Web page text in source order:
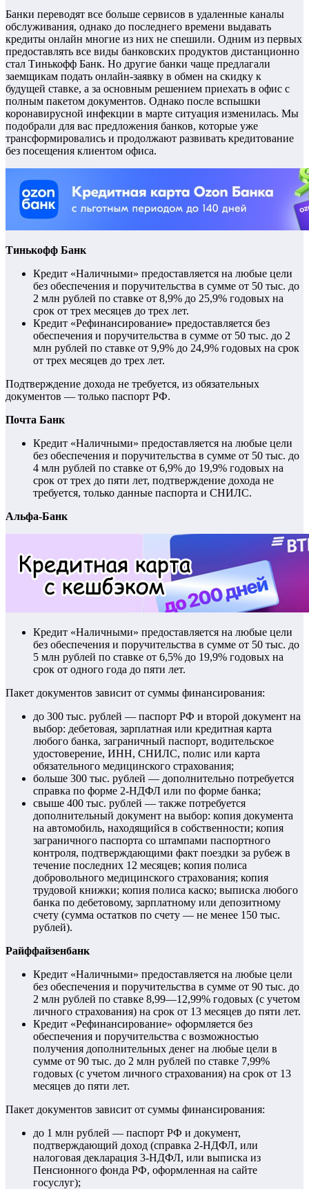
Банки переводят все больше сервисов в удаленные каналы
обслуживания, однако до последнего времени выдавать
кредиты онлайн многие из них не спешили. Одним из первых
предоставлять все виды банковских продуктов дистанционно
стал Тинькофф Банк. Но другие банки чаще предлагали
заемщикам подать онлайн-заявку в обмен на скидку к
будущей ставке, а за основным решением приехать в офис с
полным пакетом документов. Однако после вспышки
коронавирусной инфекции в марте ситуация изменилась. Мы
подобрали для вас предложения банков, которые уже
трансформировались и продолжают развивать кредитование
без посещения клиентом офиса.
Тинькофф Банк
Кредит «Наличными» предоставляется на любые цели
без обеспечения и поручительства в сумме от 50 тыс. до
2 млн рублей по ставке от 8,9% до 25,9% годовых на
срок от трех месяцев до трех лет.
Кредит «Рефинансирование» предоставляется без
обеспечения и поручительства в сумме от 50 тыс. до 2
млн рублей по ставке от 9,9% до 24,9% годовых на срок
от трех месяцев до трех лет.
Подтверждение дохода не требуется, из обязательных
документов — только паспорт РФ.
Почта Банк
Кредит «Наличными» предоставляется на любые цели
без обеспечения и поручительства в сумме от 50 тыс. до
4 млн рублей по ставке от 6,9% до 19,9% годовых на
срок от трех до пяти лет, подтверждение дохода не
требуется, только данные паспорта и СНИЛС.
Альфа-Банк
Кредит «Наличными» предоставляется на любые цели
без обеспечения и поручительства в сумме от 50 тыс. до
5 млн рублей по ставке от 6,5% до 19,9% годовых на
срок от одного года до пяти лет.
Пакет документов зависит от суммы финансирования:
до 300 тыс. рублей — паспорт РФ и второй документ на
выбор: дебетовая, зарплатная или кредитная карта
любого банка, заграничный паспорт, водительское
удостоверение, ИНН, СНИЛС, полис или карта
обязательного медицинского страхования;
больше 300 тыс. рублей — дополнительно потребуется
справка по форме 2-НДФЛ или по форме банка;
свыше 400 тыс. рублей — также потребуется
дополнительный документ на выбор: копия документа
на автомобиль, находящийся в собственности; копия
заграничного паспорта со штампами паспортного
контроля, подтверждающими факт поездки за рубеж в
течение последних 12 месяцев; копия полиса
добровольного медицинского страхования; копия
трудовой книжки; копия полиса каско; выписка любого
банка по дебетовому, зарплатному или депозитному
счету (сумма остатков по счету — не менее 150 тыс.
рублей).
Райффайзенбанк
Кредит «Наличными» предоставляется на любые цели
без обеспечения и поручительства в сумме от 90 тыс. до
2 млн рублей по ставке 8,99—12,99% годовых (с учетом
личного страхования) на срок от 13 месяцев до пяти лет.
Кредит «Рефинансирование» оформляется без
обеспечения и поручительства с возможностью
получения дополнительных денег на любые цели в
сумме от 90 тыс. до 2 млн рублей по ставке 7,99%
годовых (с учетом личного страхования) на срок от 13
месяцев до пяти лет.
Пакет документов зависит от суммы финансирования:
до 1 млн рублей — паспорт РФ и документ,
подтверждающий доход (справка 2-НДФЛ, или
налоговая декларация 3-НДФЛ, или выписка из
Пенсионного фонда РФ, оформленная на сайте
госуслуг);